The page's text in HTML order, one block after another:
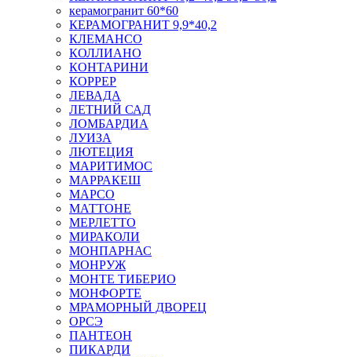
керамогранит 60*60
КЕРАМОГРАНИТ 9,9*40,2
КЛЕМАНСО
КОЛЛИАНО
КОНТАРИНИ
КОРРЕР
ЛЕВАДА
ЛЕТНИЙ САД
ЛОМБАРДИА
ЛУИЗА
ЛЮТЕЦИЯ
МАРИТИМОС
МАРРАКЕШ
МАРСО
МАТТОНЕ
МЕРЛЕТТО
МИРАКОЛИ
МОНПАРНАС
МОНРУЖ
МОНТЕ ТИБЕРИО
МОНФОРТЕ
МРАМОРНЫЙ ДВОРЕЦ
ОРСЭ
ПАНТЕОН
ПИКАРДИ